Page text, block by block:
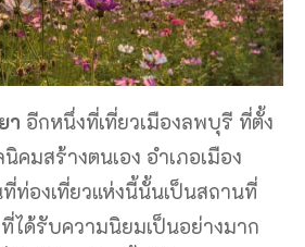
า อีกหนึ่งที่เที่ยวเมืองลพบุรี ที่ตั้ง
คมสร้างตนเอง อำเภอเมือง
ท่องเที่ยวแห่งนี้นั้นเป็นสถานที่
ที่ได้รับความนิยมเป็นอย่างมาก